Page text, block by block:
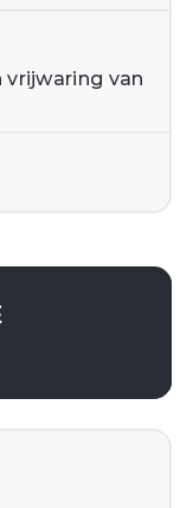
vrijwaring van